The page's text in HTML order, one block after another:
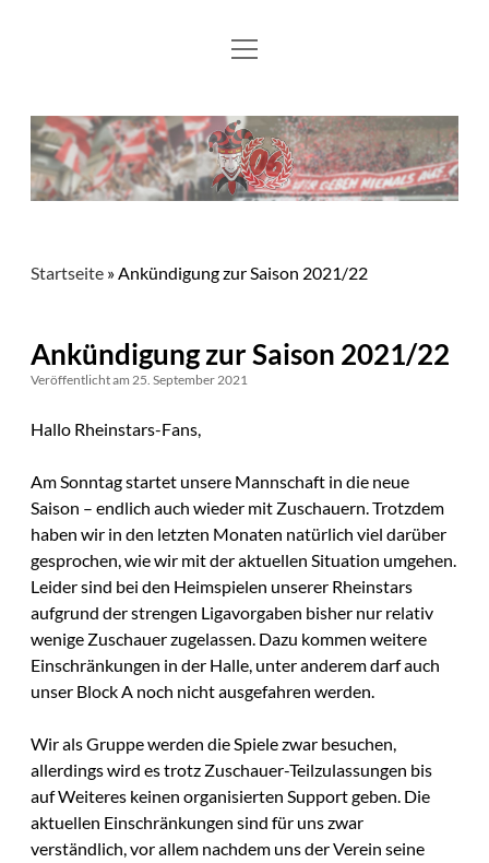
Aktuelles
Mitglied werden
Kontakt und Links
Menü
Startseite »Ankündigung zur Saison 2021/22
Ankündigung zur Saison 2021/22
Veröffentlicht am 25. September 2021
Hallo Rheinstars-Fans,
Am Sonntag startet unsere Mannschaft in die neue
Saison – endlich auch wieder mit Zuschauern. Trotzdem
haben wir in den letzten Monaten natürlich viel darüber
gesprochen, wie wir mit der aktuellen Situation umgehen.
Leider sind bei den Heimspielen unserer Rheinstars
aufgrund der strengen Ligavorgaben bisher nur relativ
wenige Zuschauer zugelassen. Dazu kommen weitere
Einschränkungen in der Halle, unter anderem darf auch
unser Block A noch nicht ausgefahren werden.
Wir als Gruppe werden die Spiele zwar besuchen,
allerdings wird es trotz Zuschauer-Teilzulassungen bis
auf Weiteres keinen organisierten Support geben. Die
aktuellen Einschränkungen sind für uns zwar
verständlich, vor allem nachdem uns der Verein seine